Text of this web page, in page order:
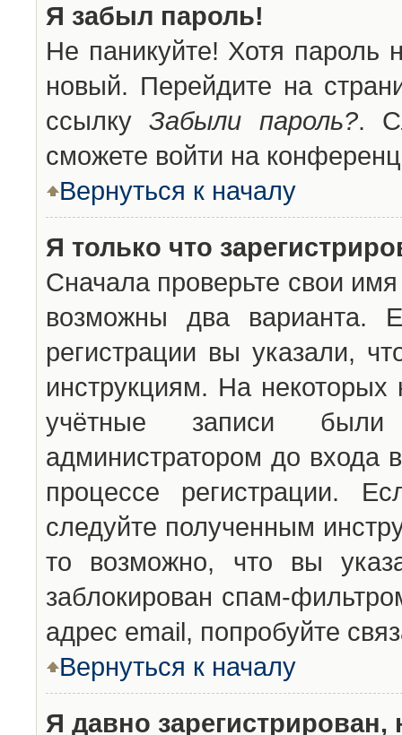
Я забыл пароль!
Не паникуйте! Хотя пароль
новый. Перейдите на
ссылкуЗабыли пароль?.
сможете войти на
Вернуться к началу
Я только что
Сначала проверьте свои
возможны два варианта.
регистрации вы указали,
инструкциям. На
учётные записи были
администратором до входа
процессе регистрации.
следуйте полученным
то возможно, что вы
заблокирован спам-
адрес email, попробуйте
Вернуться к началу
Я давно